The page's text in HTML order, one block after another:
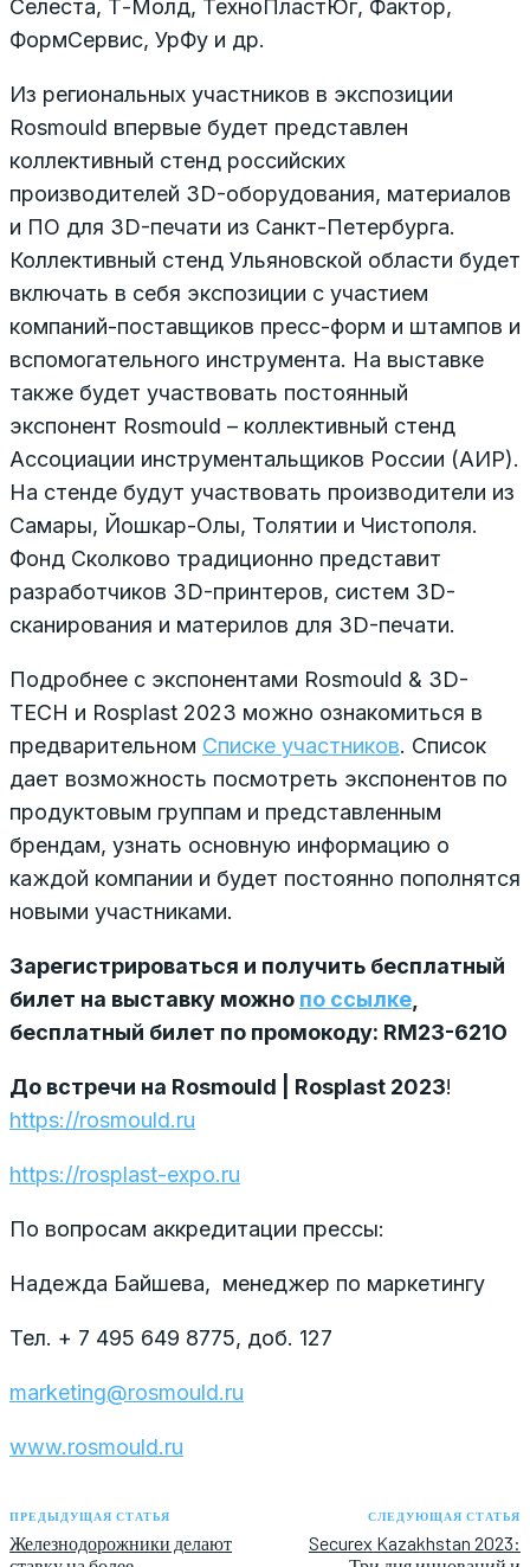
Селеста, Т-Молд, ТехноПластЮг, Фактор,
ФормСервис, УрФу и др.
Из региональных участников в экспозиции
Rosmould впервые будет представлен
коллективный стенд российских
производителей 3D-оборудования, материалов
и ПО для 3D-печати из Санкт-Петербурга.
Коллективный стенд Ульяновской области будет
включать в себя экспозиции с участием
компаний-поставщиков пресс-форм и штампов и
вспомогательного инструмента. На выставке
также будет участвовать постоянный
экспонент Rosmould – коллективный стенд
Ассоциации инструментальщиков России (АИР).
На стенде будут участвовать производители из
Самары, Йошкар-Олы, Толятии и Чистополя.
Фонд Сколково традиционно представит
разработчиков 3D-принтеров, систем 3D-
сканирования и материлов для 3D-печати.
Подробнее с экспонентами Rosmould & 3D-
TECH и Rosplast 2023 можно ознакомиться в
предварительном Списке участников. Список
дает возможность посмотреть экспонентов по
продуктовым группам и представленным
брендам, узнать основную информацию о
каждой компании и будет постоянно пополнятся
новыми участниками.
Зарегистрироваться и получить бесплатный
билет на выставку можно по ссылке
бесплатный билет по промокоду: RM23-621O
До встречи на Rosmould Rosplast 2023!
https://rosmould.ru
https://rosplast-expo.ru
По вопросам аккредитации прессы:
Надежда Байшева, менеджер по маркетингу
Тел. + 7 495 649 8775, доб. 127
marketing@rosmould.ru
www.rosmould.ru
ПРЕДЫДУЩАЯ СТАТЬЯ
Железнодорожники делают
СЛЕДУЮЩАЯ СТАТЬЯ
Securex Kazakhstan 2023: